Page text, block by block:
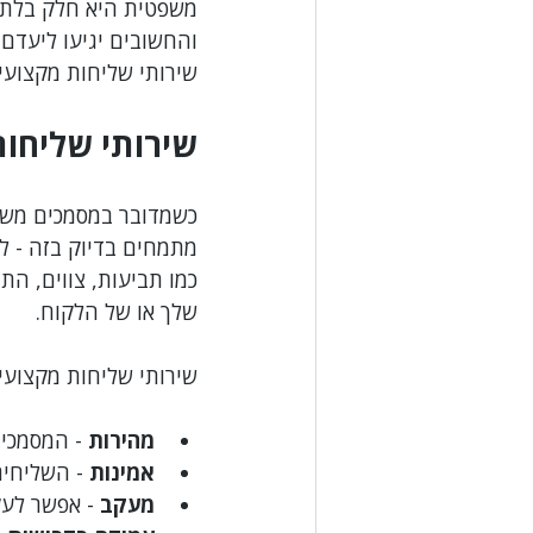
איכות הסביבה ספורט מיסים
משפטית היא חלק
והחשובים יגיעו
שירותי שליחות
שירותי
כשמדובר במסמכים
מתמחים בדיוק בזה -
כמו תביעות, צווים,
שלך או של הלקוח.
שירותי שליחות
מהירות -
אמינות -
מעקב - אפשר